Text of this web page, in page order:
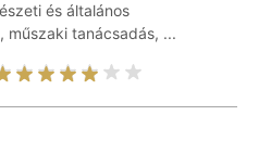
és általános
műszaki tanácsadás, ...